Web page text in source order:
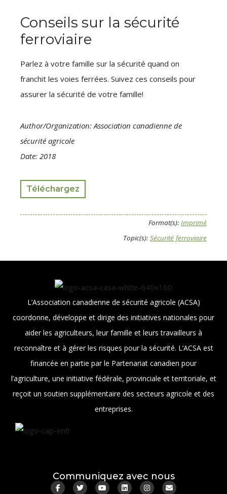
Conseils sur la sécurité
ferroviaire
Parlez à votre famille sur la sécurité quand on
franchit les voies ferrées. Suivez ces conseils pour
assurer la sécurité de votre famille!
Author/Organization: Association canadienne de
sécurité agricole
Date: 2018
Téléchargez
Format(s): Imprimé
Topic(s): Sécurité ferroviaire
L’Association canadienne de sécurité agricole (ACSA)
coordonne, développe et dirige des initiatives nationales pour
aider les agriculteurs, leur famille et leurs travailleurs à
reconnaître et à gérer les risques pour la sécurité. L’ACSA est
financée en partie par le Partenariat canadien pour
l’agriculture, une initiative fédérale, provinciale et territoriale, et
reçoit un soutien supplémentaire des secteurs agricole et des
entreprises.
Communiquez avec nous